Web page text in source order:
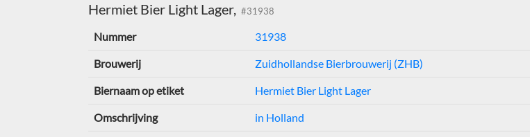
Hermiet Bier Light Lager, #31938
Nummer 31938
Brouwerij Zuidhollandse Bierbrouwerij (ZHB)
Biernaam op etiket Hermiet Bier Light Lager
Omschrijving in Holland